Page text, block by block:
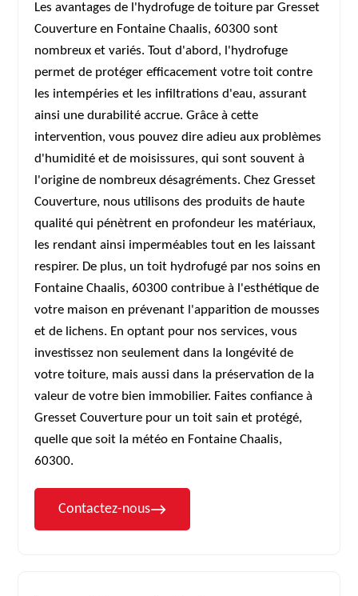
Les avantages de l'hydrofuge de toiture par Gresset
Couverture en Fontaine Chaalis, 60300 sont
nombreux et variés. Tout d'abord, l'hydrofuge
permet de protéger efficacement votre toit contre
les intempéries et les infiltrations d'eau, assurant
ainsi une durabilité accrue. Grâce à cette
intervention, vous pouvez dire adieu aux problèmes
d'humidité et de moisissures, qui sont souvent à
l'origine de nombreux désagréments. Chez Gresset
Couverture, nous utilisons des produits de haute
qualité qui pénètrent en profondeur les matériaux,
les rendant ainsi imperméables tout en les laissant
respirer. De plus, un toit hydrofugé par nos soins en
Fontaine Chaalis, 60300 contribue à l'esthétique de
votre maison en prévenant l'apparition de mousses
et de lichens. En optant pour nos services, vous
investissez non seulement dans la longévité de
votre toiture, mais aussi dans la préservation de la
valeur de votre bien immobilier. Faites confiance à
Gresset Couverture pour un toit sain et protégé,
quelle que soit la météo en Fontaine Chaalis,
60300.
Contactez-nous